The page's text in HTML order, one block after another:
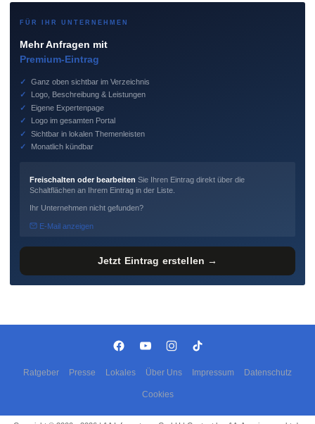
FÜR IHR UNTERNEHMEN
Mehr Anfragen mit
Premium-Eintrag
✓
Ganz oben sichtbar im Verzeichnis
✓
Logo, Beschreibung & Leistungen
✓
Eigene Expertenpage
✓
Logo im gesamten Portal
✓
Sichtbar in lokalen Themenleisten
✓
Monatlich kündbar
Freischalten oder bearbeiten Sie Ihren Eintrag direkt über die
Schaltflächen an Ihrem Eintrag in der Liste.
Ihr Unternehmen nicht gefunden?
E-Mail anzeigen
Jetzt Eintrag erstellen →
Ratgeber Presse Lokales Über Uns Impressum Datenschutz
Cookies